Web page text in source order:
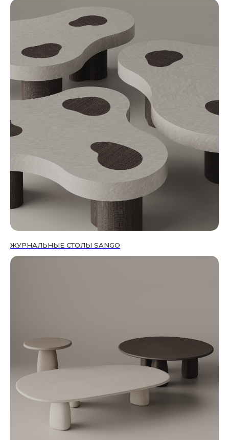
ЖУРНАЛЬНЫЕ СТОЛЫ SANGO